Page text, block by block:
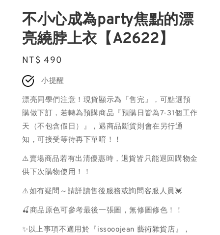
不小心成為party焦點的漂
亮繞脖上衣【A2622】
Regular
price
NT$ 490
小提醒
漂亮同學們注意！現貨顯示為『售完』，可點選預
購做下訂，若轉為預購商品『預購日皆為7-31個工作
天（不包含假日）』，遇商品斷貨則會在另行通
知，可接受等待再下單唷！！
⚠️賣場商品若有出清優惠時，退貨皆只能退回購物金
供下次購物使用！！
⚠️如有疑問～請詳讀售後服務或詢問客服人員💓
🍒商品原色可參考最後一張圖，無修圖修色！！
✨以上事項不適用於『issooojean 藝術雜貨店』，